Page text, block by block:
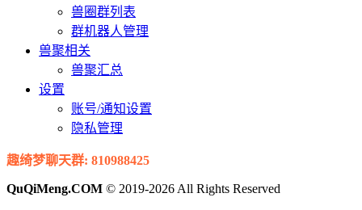
兽圈群列表
群机器人管理
兽聚相关
兽聚汇总
设置
账号/通知设置
隐私管理
趣绮梦聊天群: 810988425
QuQiMeng.COM © 2019-2026 All Rights Reserved